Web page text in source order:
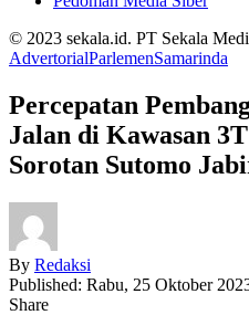
© 2023 sekala.id. PT Sekala
AdvertorialParlemenSamarinda
Percepatan
Jalan di Kawasan
Sorotan Sutomo
By Redaksi
Published: Rabu, 25 Oktober
Share